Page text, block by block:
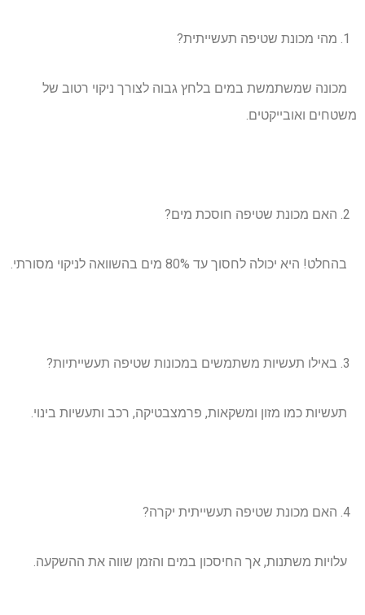
מהי מכונת שטיפה תעשייתית?
מכונה שמשתמשת במים בלחץ גבוה לצורך ניקוי רטוב של
משטחים ואובייקטים.
האם מכונת שטיפה חוסכת מים?
בהחלט! היא יכולה לחסוך עד 80% מים בהשוואה לניקוי מסורתי.
באילו תעשיות משתמשים במכונות שטיפה תעשייתיות?
תעשיות כמו מזון ומשקאות, פרמצבטיקה, רכב ותעשיות בינוי.
האם מכונת שטיפה תעשייתית יקרה?
עלויות משתנות, אך החיסכון במים והזמן שווה את ההשקעה.